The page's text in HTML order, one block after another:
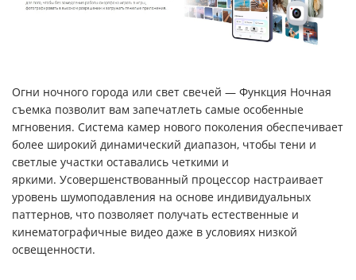
Огни ночного города или свет свечей — Функция Ночная
съемка позволит вам запечатлеть самые особенные
мгновения. Система камер нового поколения обеспечивает
более широкий динамический диапазон, чтобы тени и
светлые участки оставались четкими и
яркими. Усовершенствованный процессор настраивает
уровень шумоподавления на основе индивидуальных
паттернов, что позволяет получать естественные и
кинематографичные видео даже в условиях низкой
освещенности.